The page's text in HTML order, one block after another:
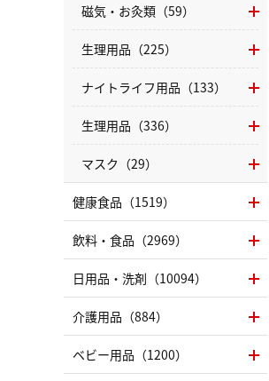
磁気・お灸類（59）
生理用品（225）
ナイトライフ用品（133）
生理用品（336）
マスク（29）
健康食品（1519）
飲料・食品（2969）
日用品・洗剤（10094）
介護用品（884）
ベビー用品（1200）